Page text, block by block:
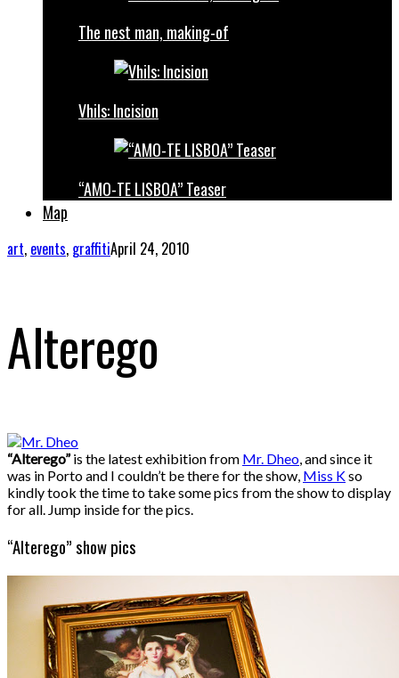
The nest man, making-of
Vhils: Incision
“AMO-TE LISBOA” Teaser
Map
art, events, graffitiApril 24, 2010
Alterego
“Alterego”is the latest exhibition from Mr. Dheo, and since it
was in Porto and I couldn’t be there for the show, Miss Kso
kindly took the time to take some pics from the show to display
for all. Jump inside for the pics.
“Alterego” show pics